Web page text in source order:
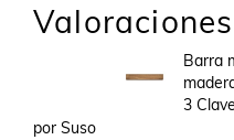
Barra
3
por Suso